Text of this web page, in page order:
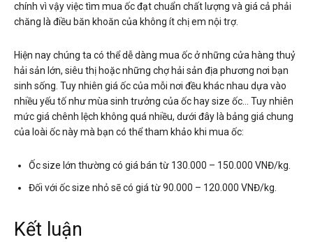
chính vì vậy việc tìm mua ốc đạt chuẩn chất lượng và giá cả phải
chăng là điều băn khoăn của không ít chị em nội trợ.
Hiện nay chúng ta có thể dễ dàng mua ốc ở những cửa hàng thuỷ
hải sản lớn, siêu thị hoặc những chợ hải sản địa phương nơi bạn
sinh sống. Tuy nhiên giá ốc của mỗi nơi đều khác nhau dựa vào
nhiều yếu tố như mùa sinh trưởng của ốc hay size ốc… Tuy nhiên
mức giá chênh lệch không quá nhiều, dưới đây là bảng giá chung
của loài ốc này mà bạn có thể tham khảo khi mua ốc:
Ốc size lớn thường có giá bán từ 130.000 – 150.000 VNĐ/kg.
Đối với ốc size nhỏ sẽ có giá từ 90.000 – 120.000 VNĐ/kg.
Kết luận